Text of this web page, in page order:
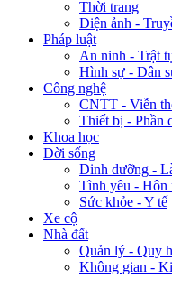
Thời trang
Điện ảnh -
Pháp luật
An ninh - Trật
Hình sự - Dân
Công nghệ
CNTT - Viễn
Thiết bị - Phần
Khoa học
Đời sống
Dinh dưỡng -
Tình yêu - Hôn
Sức khỏe - Y tế
Xe cộ
Nhà đất
Quản lý - Quy
Không gian -